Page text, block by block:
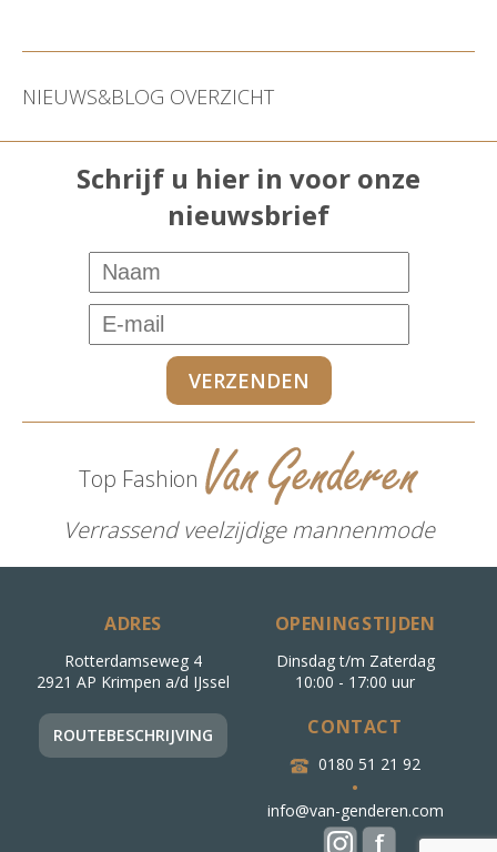
NIEUWS&BLOG OVERZICHT
Schrijf u hier in voor onze
nieuwsbrief
Top Fashion
Verrassend veelzijdige mannenmode
ADRES
Rotterdamseweg 4
2921 AP Krimpen a/d IJssel
ROUTEBESCHRIJVING
OPENINGSTIJDEN
Dinsdag t/m Zaterdag
10:00 - 17:00 uur
CONTACT
0180 51 21 92
•
info@van-genderen.com